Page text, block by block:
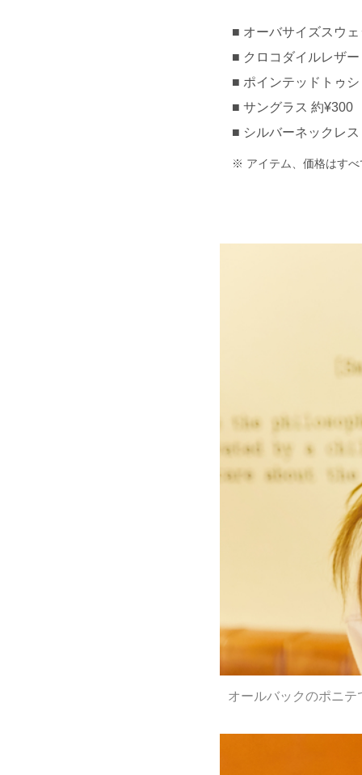
オーバサイズスウ
クロコダイルレザ
ポインテッドトゥ
サングラス 約¥300
シルバーネックレ
アイテム、価格はす
オールバックのポニ